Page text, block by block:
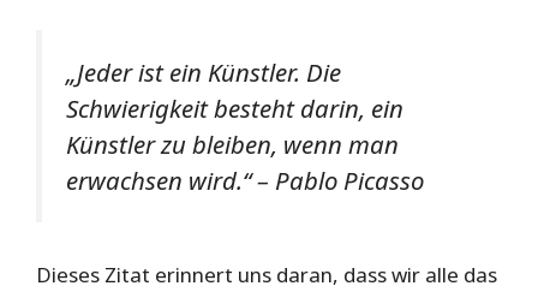
„Jeder ist ein Künstler. Die
Schwierigkeit besteht darin, ein
Künstler zu bleiben, wenn man
erwachsen wird.“ – Pablo Picasso
Dieses Zitat erinnert uns daran, dass wir alle das